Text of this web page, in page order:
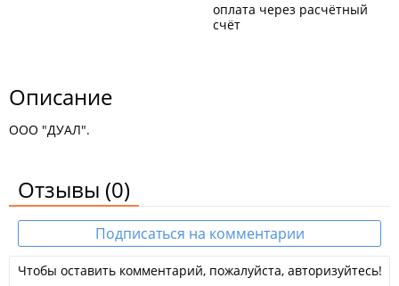
оплата через расчётный
счёт
Описание
ООО "ДУАЛ".
Отзывы (0)
Подписаться на комментарии
Чтобы оставить комментарий, пожалуйста, авторизуйтесь!